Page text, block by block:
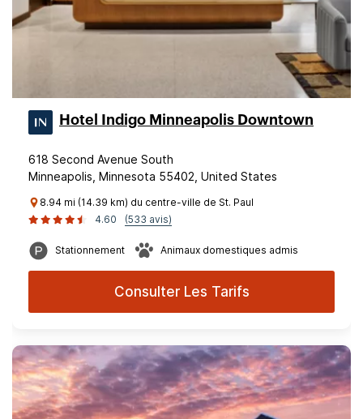
Hotel Indigo Minneapolis Downtown
618 Second Avenue South
Minneapolis, Minnesota 55402, United States
8.94 mi (14.39 km) du centre-ville de St. Paul
4.60
(533 avis)
Stationnement Animaux domestiques admis
Consulter Les Tarifs